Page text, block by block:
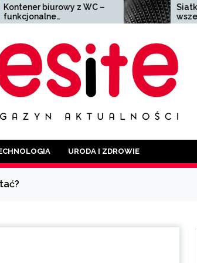
–
Siatka zgrzewana –
wszechstronny materiał
o szerokim zastosowaniu
URODA I ZDROWIE